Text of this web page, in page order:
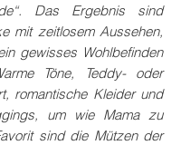
Das Ergebnis sind
mit zeitlosem Aussehen,
gewisses Wohlbefinden
Töne, Teddy- oder
romantische Kleider und
um wie Mama zu
sind die Mützen der